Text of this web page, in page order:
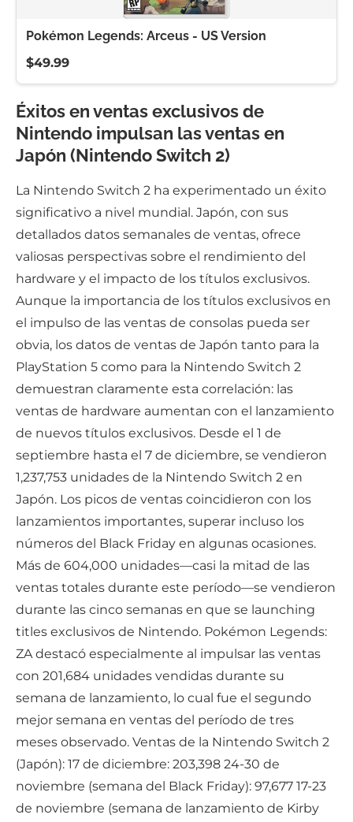
Pokémon Legends: Arceus - US Version
$49.99
Éxitos en ventas exclusivos de
Nintendo impulsan las ventas en
Japón (Nintendo Switch 2)
La Nintendo Switch 2 ha experimentado un éxito
significativo a nivel mundial. Japón, con sus
detallados datos semanales de ventas, ofrece
valiosas perspectivas sobre el rendimiento del
hardware y el impacto de los títulos exclusivos.
Aunque la importancia de los títulos exclusivos en
el impulso de las ventas de consolas pueda ser
obvia, los datos de ventas de Japón tanto para la
PlayStation 5 como para la Nintendo Switch 2
demuestran claramente esta correlación: las
ventas de hardware aumentan con el lanzamiento
de nuevos títulos exclusivos. Desde el 1 de
septiembre hasta el 7 de diciembre, se vendieron
1,237,753 unidades de la Nintendo Switch 2 en
Japón. Los picos de ventas coincidieron con los
lanzamientos importantes, superar incluso los
números del Black Friday en algunas ocasiones.
Más de 604,000 unidades—casi la mitad de las
ventas totales durante este período—se vendieron
durante las cinco semanas en que se launching
titles exclusivos de Nintendo. Pokémon Legends:
ZA destacó especialmente al impulsar las ventas
con 201,684 unidades vendidas durante su
semana de lanzamiento, lo cual fue el segundo
mejor semana en ventas del período de tres
meses observado. Ventas de la Nintendo Switch 2
(Japón): 17 de diciembre: 203,398 24-30 de
noviembre (semana del Black Friday): 97,677 17-23
de noviembre (semana de lanzamiento de Kirby